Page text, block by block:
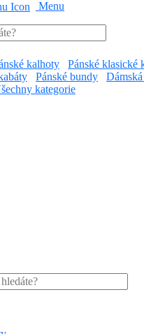
Menu
kalhoty
Pánské klasické
Pánské bundy
kategorie